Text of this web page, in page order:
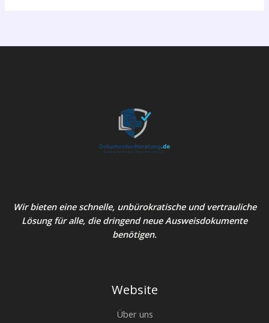
Wir bieten eine schnelle, unbürokratische und vertrauliche
Lösung für alle, die dringend neue Ausweisdokumente
benötigen.
Website
Über uns